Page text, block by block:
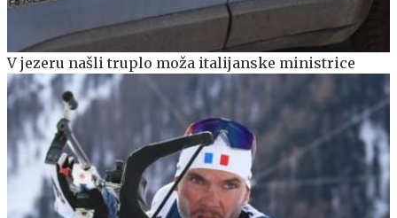
V jezeru našli truplo moža italijanske ministrice